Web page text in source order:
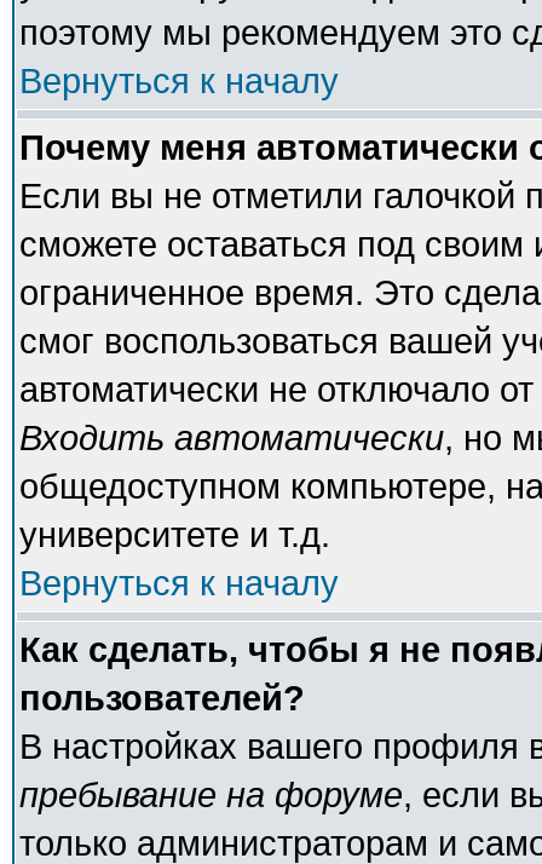
поэтому мы рекомендуем это
Вернуться к началу
Почему меня автоматически
Если вы не отметили галочкой
сможете оставаться под
ограниченное время. Это
смог воспользоваться вашей
автоматически не отключало
Входить автоматически, но
общедоступном компьютере,
университете и т.д.
Вернуться к началу
Как сделать, чтобы я не
пользователей?
В настройках вашего
пребывание на форуме, если
только администраторам и